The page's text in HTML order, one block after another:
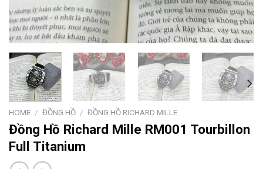
HOME / ĐỒNG HỒ / ĐỒNG HỒ RICHARD MILLE
Đồng Hồ Richard Mille RM001 Tourbillon
Full Titanium